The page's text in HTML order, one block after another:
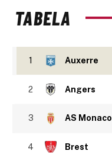
TABELA
1 Auxerre
2 Angers
3 AS Monaco
4 Brest